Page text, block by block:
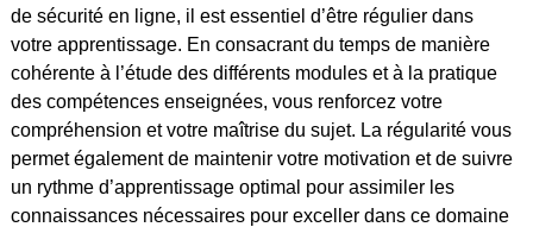
de sécurité en ligne, il est essentiel d’être régulier dans
votre apprentissage. En consacrant du temps de manière
cohérente à l’étude des différents modules et à la pratique
des compétences enseignées, vous renforcez votre
compréhension et votre maîtrise du sujet. La régularité vous
permet également de maintenir votre motivation et de suivre
un rythme d’apprentissage optimal pour assimiler les
connaissances nécessaires pour exceller dans ce domaine